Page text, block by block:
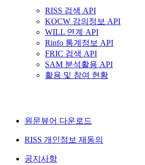
RISS 검색 API
KOCW 강의정보 API
WILL 연계 API
Rinfo 통계정보 API
FRIC 검색 API
SAM 분석활용 API
활용 및 참여 현황
원문뷰어 다운로드
RISS 개인정보 재동의
공지사항